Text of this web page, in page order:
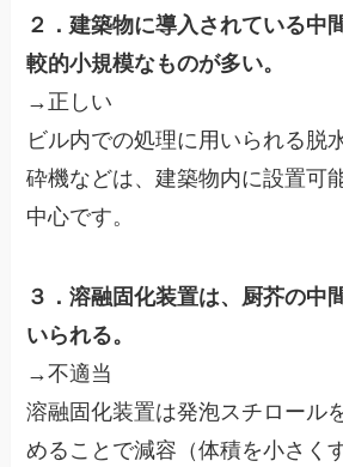
２．建築物に導入されている中
較的小規模なものが多い。
→正しい
ビル内での処理に用いられる脱
砕機などは、建築物内に設置可
中心です。
３．溶融固化装置は、厨芥の中
いられる。
→不適当
溶融固化装置は発泡スチロール
めることで減容（体積を小さく